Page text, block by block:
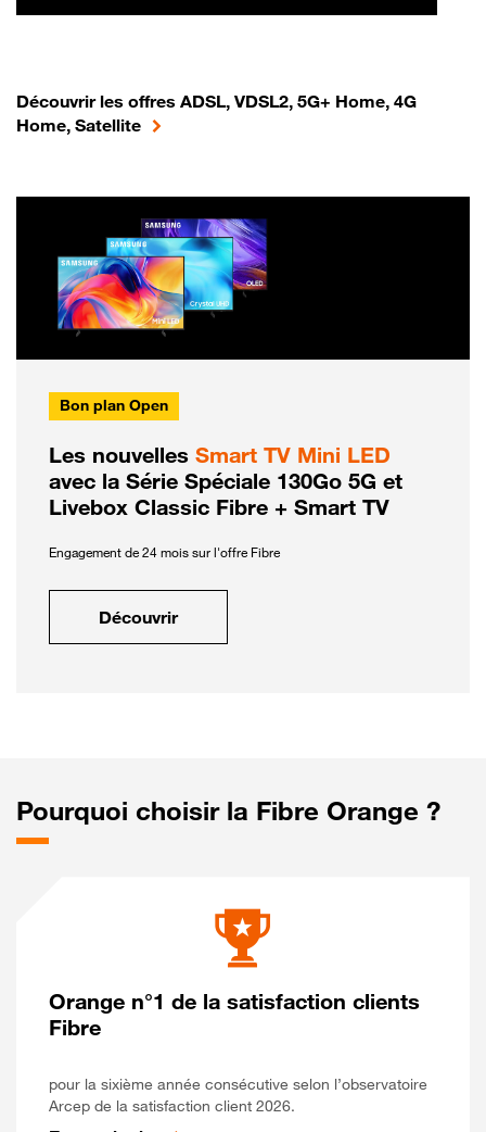
Découvrir les offres ADSL, VDSL2, 5G+ Home, 4G
Home, Satellite
Bon plan Open
Les nouvelles Smart TV Mini LED
avec la Série Spéciale 130Go 5G et
Livebox Classic Fibre + Smart TV
Engagement de 24 mois sur l'offre Fibre
Découvrir
Pourquoi choisir la Fibre Orange ?
Orange n°1 de la satisfaction clients
Fibre
pour la sixième année consécutive selon l’observatoire
Arcep de la satisfaction client 2026.